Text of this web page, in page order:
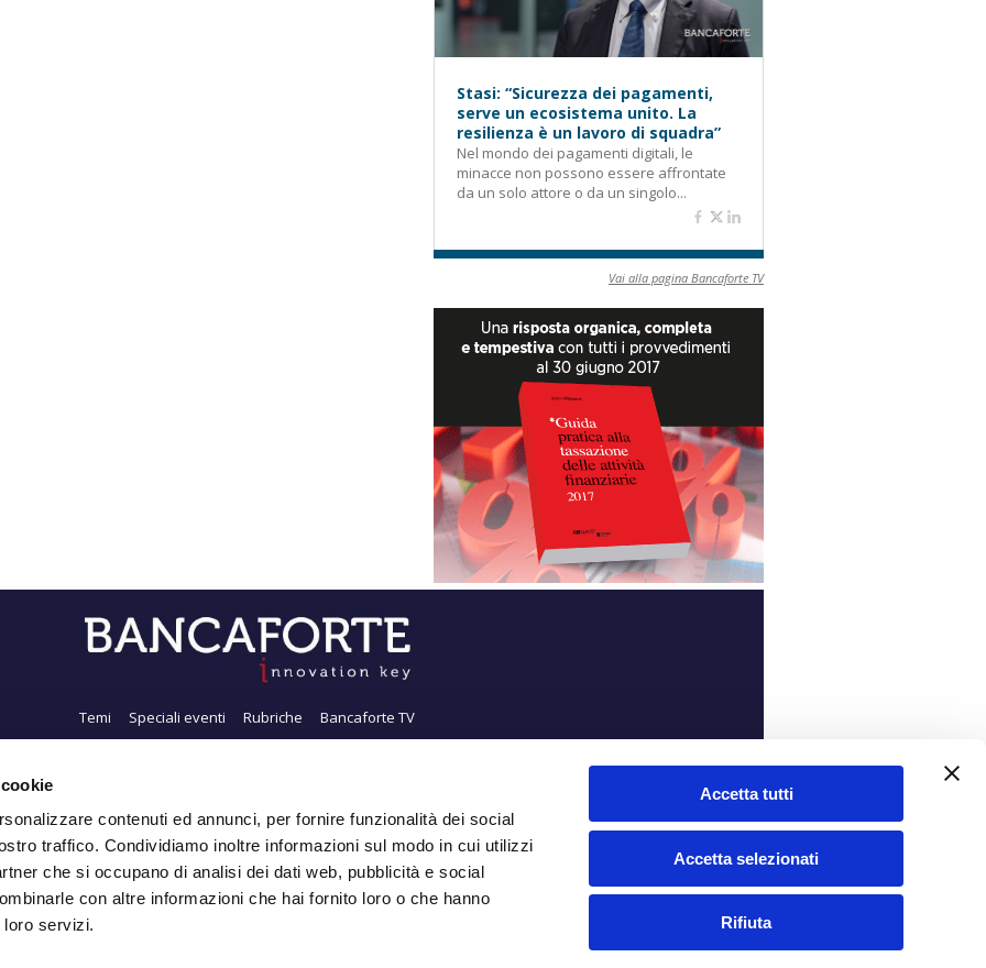
contenuti ed annunci, per fornire funzionalità dei social
traffico. Condividiamo inoltre informazioni sul modo in cui utilizzi
che si occupano di analisi dei dati web, pubblicità e social
con altre informazioni che hai fornito loro o che hanno
servizi.
Accetta tutti
Accetta selezionati
Rifiuta
Stasi: “Sicurezza dei pagamenti,
serve un ecosistema unito. La
resilienza è un lavoro di squadra”
Nel mondo dei pagamenti digitali, le
minacce non possono essere affrontate
da un solo attore o da un singolo...
Vai alla pagina Bancaforte TV
Temi Speciali eventi Rubriche Bancaforte TV
siamo
Iscriviti alla Newsletter